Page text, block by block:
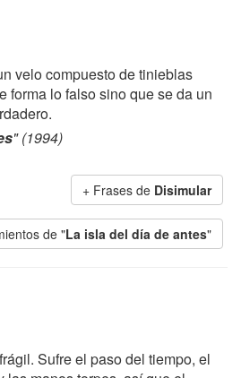
velo compuesto de tinieblas
forma lo falso sino que se da un
" (1994)
+ Frases de Disimular
de "La isla del día de antes"
Sufre el paso del tiempo, el